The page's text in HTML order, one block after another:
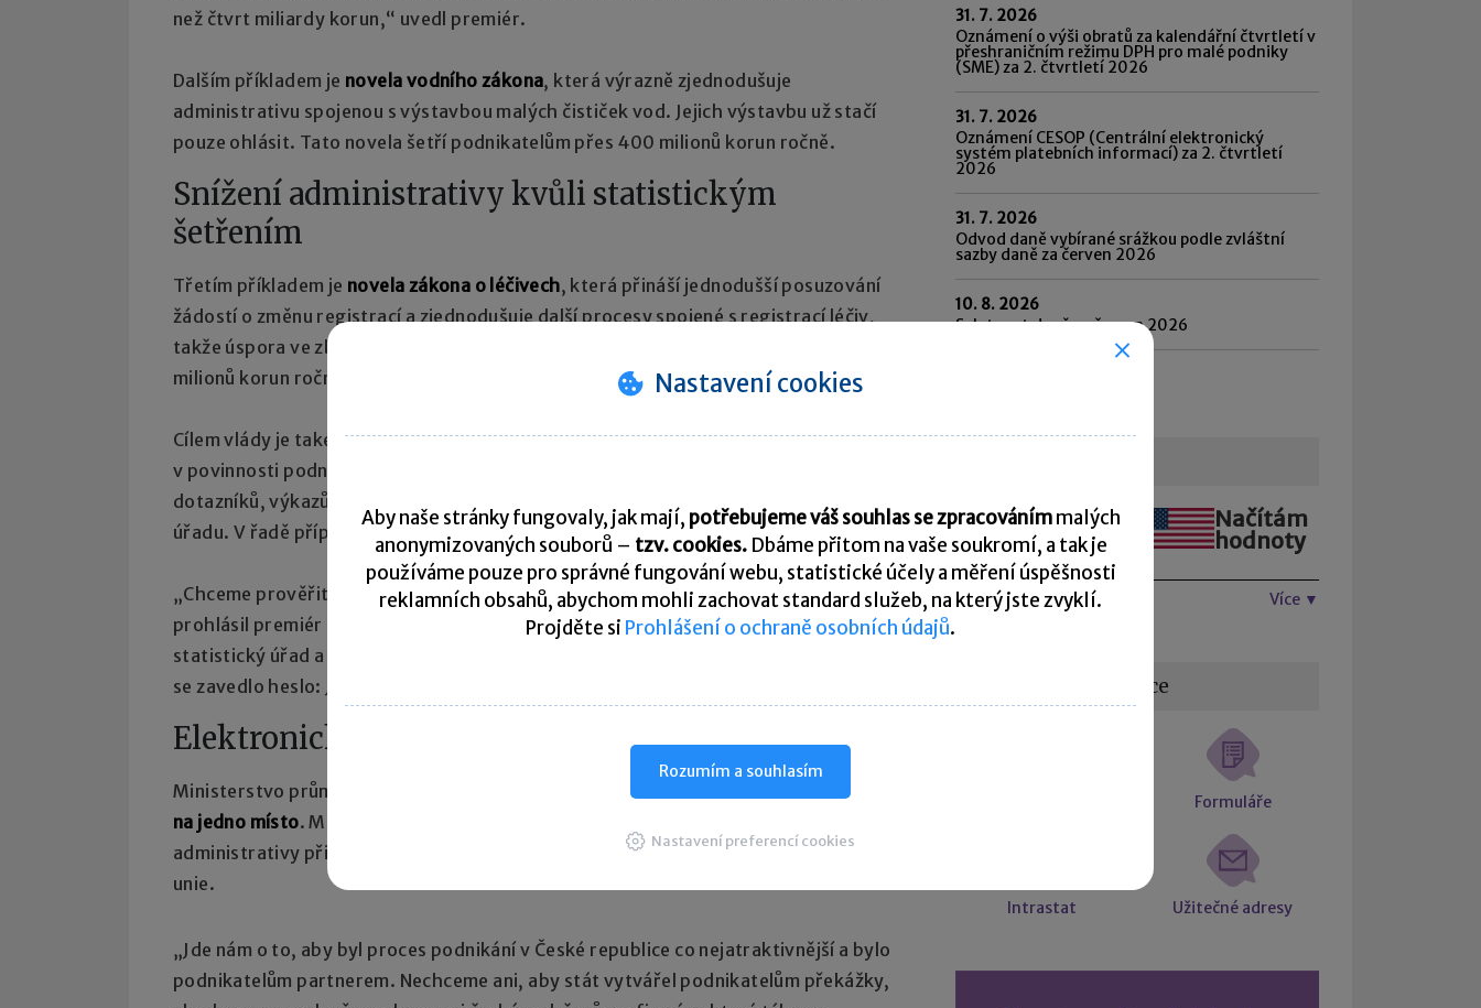
než čtvrt miliardy korun,“ uvedl premiér.
Dalším příkladem je novela vodního zákona, která výrazně zjednodušuje
administrativu spojenou s výstavbou malých čističek vod. Jejich výstavbu už stačí
pouze ohlásit. Tato novela šetří podnikatelům přes 400 milionů korun ročně.
Snížení administrativy kvůli statistickým
šetřením
Třetím příkladem je novela zákona o léčivech, která přináší jednodušší posuzování
žádostí o změnu registrací a zjednodušuje další procesy spojené s registrací léčiv,
takže úspora ve zbytečných a zrušených administrativních úkonech dosahuje na 35
milionů korun ročně.
Cílem vlády je také snížení zbytečné administrativy v oblasti výkaznictví. Zejména
v povinnosti podnikatelů kvůli statistickým šetřením. Jedná se celkem o dvě stě
dotazníků, výkazů a formulářů, ať už z ministerstev nebo Českého statistického
úřadu. V řadě případů ke zjednodušení či zrušení této zbytečné povinnosti již došlo.
„Chceme prověřit všechny oblasti, zda někde nezískává stát duplicitní údaje,“
prohlásil premiér s tím, že vláda bude usilovat o to, aby údaje sbíral zejména Český
statistický úřad a poté údaje distribuoval na jednotlivá ministerstva. „Chceme, aby
se zavedlo heslo: Jedna firma, jeden statistický výkaz, jeden úřad,“ doplnil premiér.
Elektronické formuláře na jednom místě
Ministerstvo průmyslu a obchodu hodlá
sjednotit používané elektronické formuláře
na jedno místo. Ministr Martin Kuba upozornil také na nutnost vyvarovat se zbytečné
administrativy při zavádění evropských předpisů nad rámec požadavků Evropské
unie.
„Jde nám o to, aby byl proces podnikání v České republice co nejatraktivnější a bylo
podnikatelům partnerem. Nechceme ani, aby stát vytvářel podnikatelům překážky,
31. 7. 2026
Oznámení o výši obratů za kalendářní čtvrtletí v
přeshraničním režimu DPH pro malé podniky
(SME) za 2. čtvrtletí 2026
31. 7. 2026
Oznámení CESOP (Centrální elektronický
systém platebních informací) za 2. čtvrtletí
2026
31. 7. 2026
Odvod daně vybírané srážkou podle zvláštní
sazby daně za červen 2026
10. 8. 2026
Splatnost daně za červen 2026
Načítám
hodnoty
Načítám
hodnoty
Více ▼
Užitečné informace
Formuláře
Intrastat Užitečné adresy
Nastavení cookies
Aby naše stránky fungovaly, jak mají, potřebujeme váš souhlas se zpracovánímmalých
anonymizovaných souborů – tzv. cookies. Dbáme přitom na vaše soukromí, a tak je
používáme pouze pro správné fungování webu, statistické účely a měření úspěšnosti
reklamních obsahů, abychom mohli zachovat standard služeb, na který jste zvyklí.
Projděte si Prohlášení o ochraně osobních údajů.
Rozumím a souhlasím
Nastavení preferencí cookies